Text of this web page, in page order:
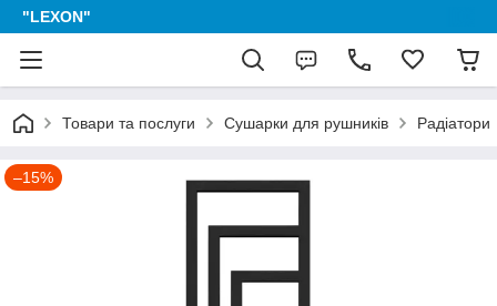
"LEXON"
Товари та послуги Сушарки для рушників Радіатори
–15%